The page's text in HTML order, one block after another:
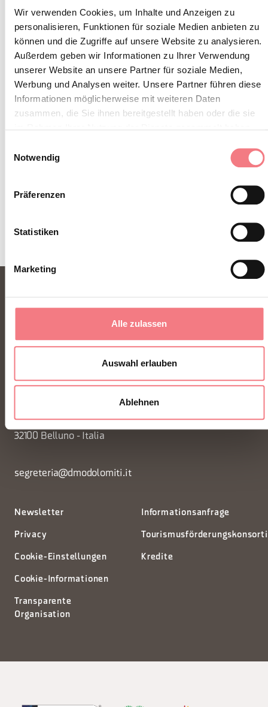
Wir verwenden Cookies, um Inhalte und Anzeigen zu
personalisieren, Funktionen für soziale Medien anbieten zu
können und die Zugriffe auf unsere Website zu analysieren.
Außerdem geben wir Informationen zu Ihrer Verwendung
unserer Website an unsere Partner für soziale Medien,
Werbung und Analysen weiter. Unsere Partner führen diese
Informationen möglicherweise mit weiteren Daten
zusammen, die Sie ihnen bereitgestellt haben oder die sie
Notwendig
Präferenzen
Statistiken
Marketing
Alle zulassen
Auswahl erlauben
Ablehnen
KONTAKT
Abonnieren Sie den Newsletter der Belluneser
Dolomiten!
Sie erhalten Nachrichten, Informationen,
Reiserouten, Ideen und Tipps für Ihren Urlaub
ZUM NEWSLETTER ANMELDEN
FONDAZIONE DMO DOLOMITI BELLUNESI
Piazza Santo Stefano 15/17
32100 Belluno - Italia
segreteria@dmodolomiti.it
Newsletter
Privacy
Cookie-Einstellungen
Cookie-Informationen
Transparente
Organisation
Informationsanfrage
Kredite